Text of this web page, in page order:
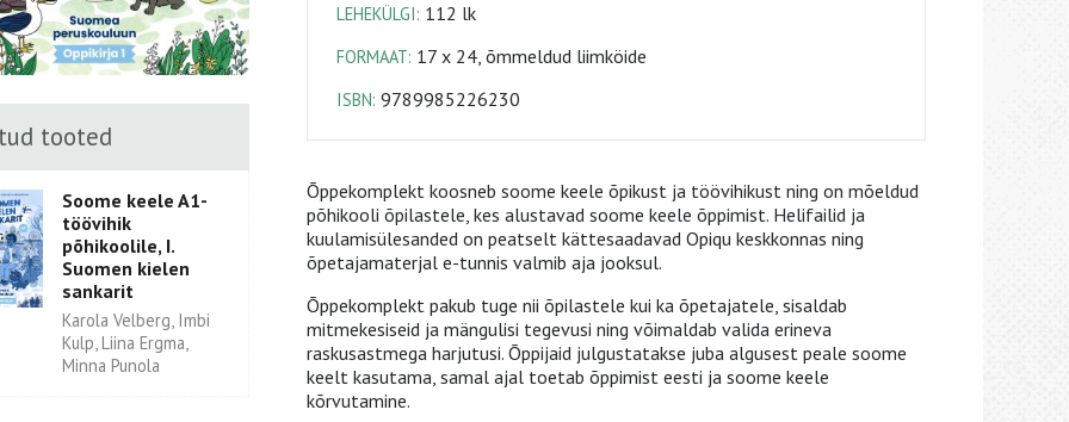
tooted
Soome keele A1-
töövihik
põhikoolile, I.
Suomen kielen
sankarit
Karola Velberg, Imbi
Kulp, Liina Ergma,
Minna Punola
LEHEKÜLGI: 112 lk
FORMAAT: 17 x 24, õmmeldud liimköide
ISBN: 9789985226230
Õppekomplekt koosneb soome keele õpikust ja töövihikust ning on mõeldud
põhikooli õpilastele, kes alustavad soome keele õppimist. Helifailid ja
kuulamisülesanded on peatselt kättesaadavad Opiqu keskkonnas ning
õpetajamaterjal e-tunnis valmib aja jooksul.
Õppekomplekt pakub tuge nii õpilastele kui ka õpetajatele, sisaldab
mitmekesiseid ja mängulisi tegevusi ning võimaldab valida erineva
raskusastmega harjutusi. Õppijaid julgustatakse juba algusest peale soome
keelt kasutama, samal ajal toetab õppimist eesti ja soome keele
kõrvutamine.